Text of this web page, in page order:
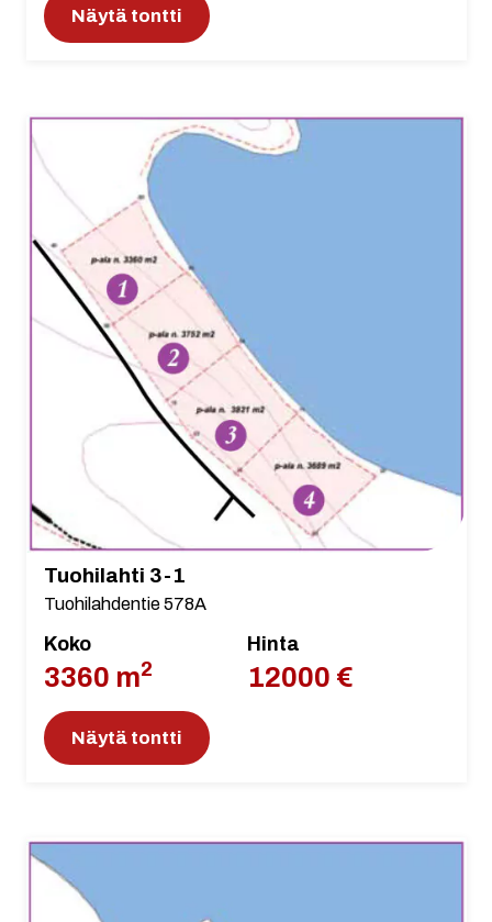
Näytä tontti
Tuohilahti 3-1
Tuohilahdentie 578A
Koko
3360 m2
Hinta
12000 €
Näytä tontti